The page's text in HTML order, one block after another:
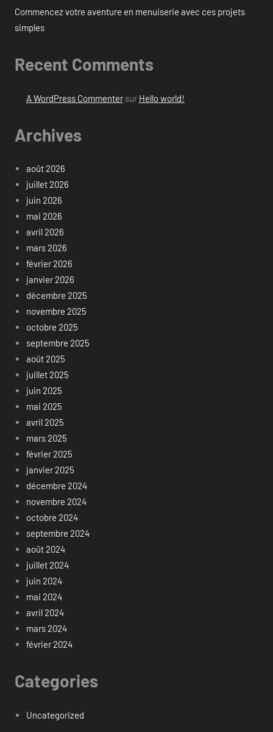
Commencez votre aventure en menuiserie avec ces projets
simples
Recent Comments
A WordPress Commentersur Hello world!
Archives
août 2026
juillet 2026
juin 2026
mai 2026
avril 2026
mars 2026
février 2026
janvier 2026
décembre 2025
novembre 2025
octobre 2025
septembre 2025
août 2025
juillet 2025
juin 2025
mai 2025
avril 2025
mars 2025
février 2025
janvier 2025
décembre 2024
novembre 2024
octobre 2024
septembre 2024
août 2024
juillet 2024
juin 2024
mai 2024
avril 2024
mars 2024
février 2024
Categories
Uncategorized